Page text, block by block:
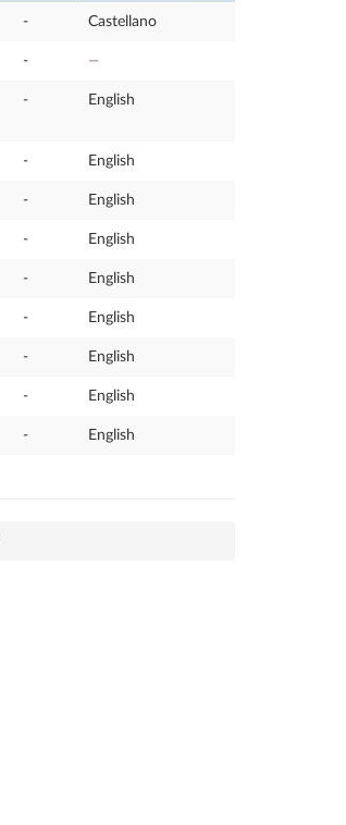
- Castellano
- —
- English
- English
- English
- English
- English
- English
- English
- English
- English